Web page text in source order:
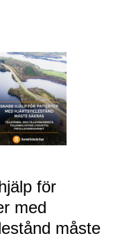
för
med
måste